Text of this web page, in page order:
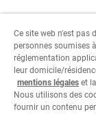
Ce site web n'est pas
personnes soumises
réglementation
leur domicile/
mentions légales et la
Nous utilisons des
fournir un contenu